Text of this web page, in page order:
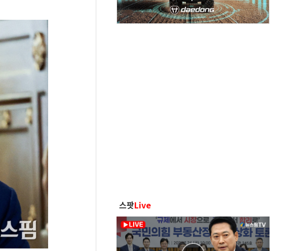
스팟Live